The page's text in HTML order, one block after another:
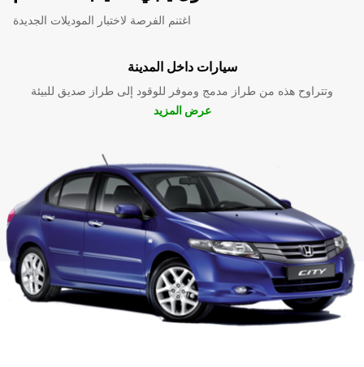
اغتنم الفرصة لاختبار الموديلات الجديدة
سيارات داخل المدينة
وتتراوح هذه من طراز مدمج وموفر للوقود إلى طراز صديق للبيئة
عرض المزيد